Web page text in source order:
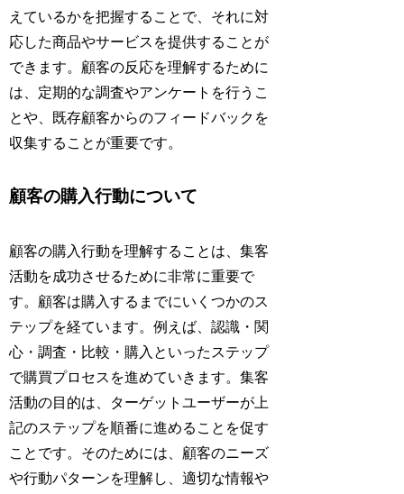
えているかを把握することで、それに対
応した商品やサービスを提供することが
できます。顧客の反応を理解するために
は、定期的な調査やアンケートを行うこ
とや、既存顧客からのフィードバックを
収集することが重要です。
顧客の購入行動について
顧客の購入行動を理解することは、集客
活動を成功させるために非常に重要で
す。顧客は購入するまでにいくつかのス
テップを経ています。例えば、認識・関
心・調査・比較・購入といったステップ
で購買プロセスを進めていきます。集客
活動の目的は、ターゲットユーザーが上
記のステップを順番に進めることを促す
ことです。そのためには、顧客のニーズ
や行動パターンを理解し、適切な情報や